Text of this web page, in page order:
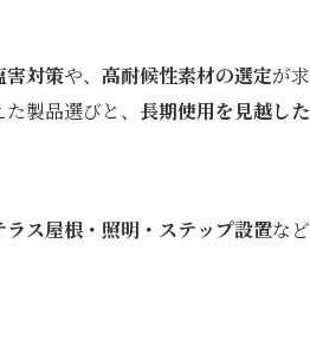
害対策や、 高耐候性素材の選定が求
製品選びと、 長期使用を見越した
ラス屋根・照明・ステップ設置など